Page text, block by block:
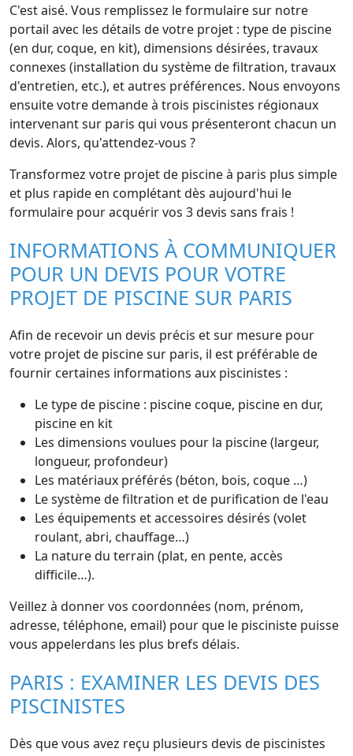
C'est aisé. Vous remplissez le formulaire sur notre
portail avec les détails de votre projet : type de piscine
(en dur, coque, en kit), dimensions désirées, travaux
connexes (installation du système de filtration, travaux
d'entretien, etc.), et autres préférences. Nous envoyons
ensuite votre demande à trois piscinistes régionaux
intervenant sur paris qui vous présenteront chacun un
devis. Alors, qu'attendez-vous ?
Transformez votre projet de piscine à paris plus simple
et plus rapide en complétant dès aujourd'hui le
formulaire pour acquérir vos 3 devis sans frais !
INFORMATIONS À COMMUNIQUER
POUR UN DEVIS POUR VOTRE
PROJET DE PISCINE SUR PARIS
Afin de recevoir un devis précis et sur mesure pour
votre projet de piscine sur paris, il est préférable de
fournir certaines informations aux piscinistes :
Le type de piscine : piscine coque, piscine en dur,
piscine en kit
Les dimensions voulues pour la piscine (largeur,
longueur, profondeur)
Les matériaux préférés (béton, bois, coque …)
Le système de filtration et de purification de l'eau
Les équipements et accessoires désirés (volet
roulant, abri, chauffage…)
La nature du terrain (plat, en pente, accès
difficile…).
Veillez à donner vos coordonnées (nom, prénom,
adresse, téléphone, email) pour que le pisciniste puisse
vous appelerdans les plus brefs délais.
PARIS : EXAMINER LES DEVIS DES
PISCINISTES
Dès que vous avez reçu plusieurs devis de piscinistes